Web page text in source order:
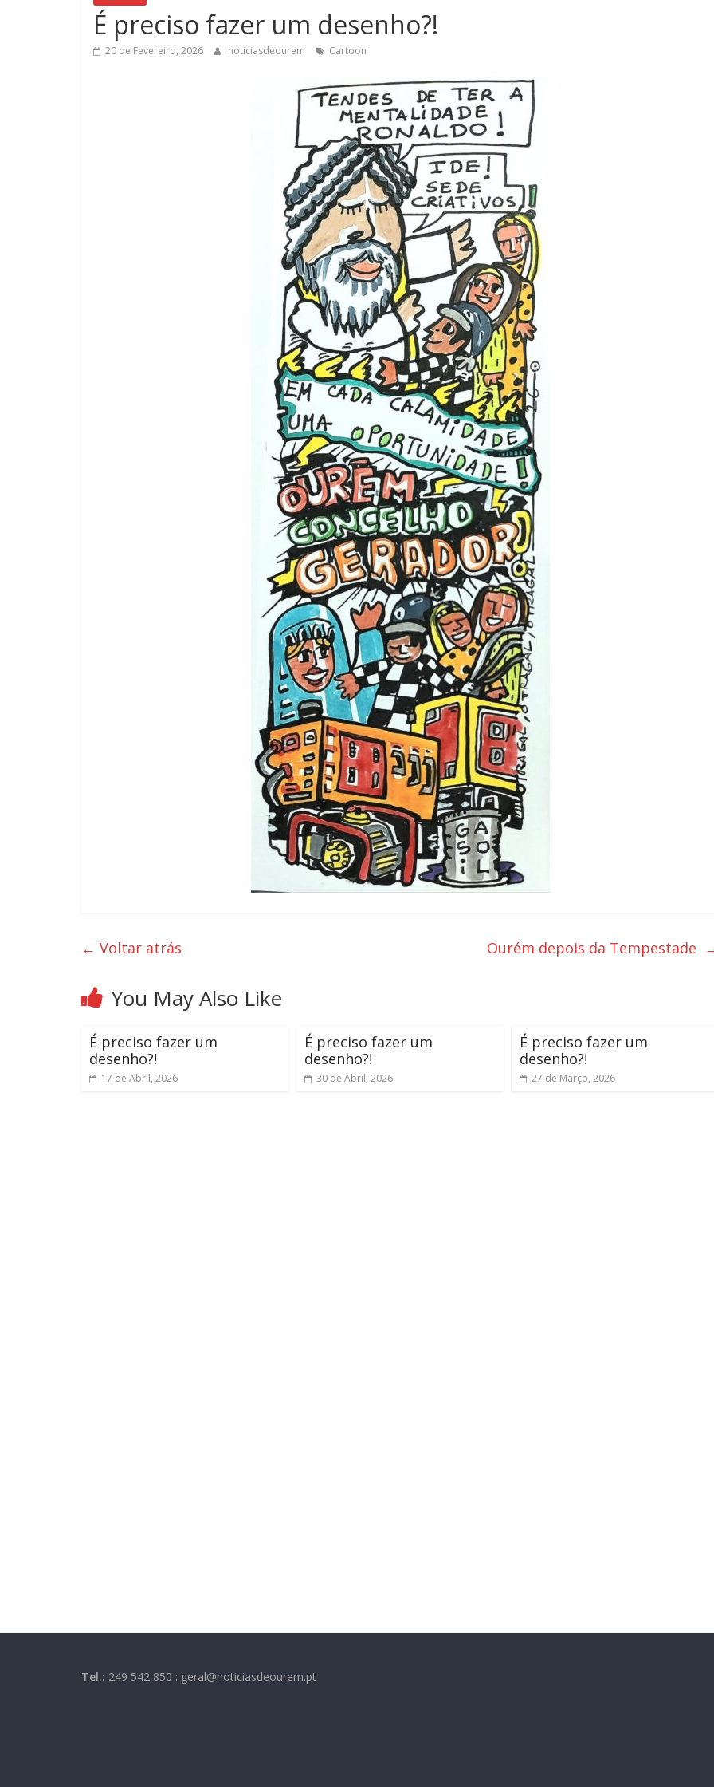
É preciso fazer um desenho?!
20 de Fevereiro, 2026 noticiasdeourem Cartoon
← Voltar atrás Ourém depois da Tempestade
You May Also Like
É preciso fazer um
desenho?!
17 de Abril, 2026
É preciso fazer um
desenho?!
30 de Abril, 2026
É preciso fazer um
desenho?!
27 de Março, 2026
Tel.: 249 542 850 : geral@noticiasdeourem.pt